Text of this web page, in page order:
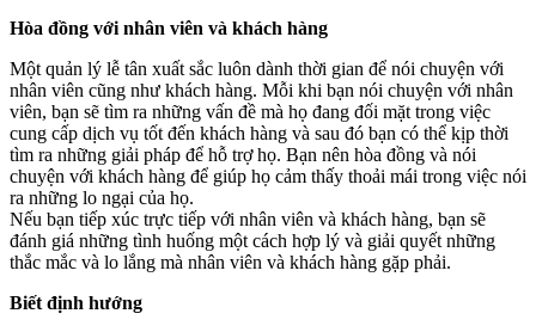
Hòa đồng với nhân viên và khách hàng
Một quản lý lễ tân xuất sắc luôn dành thời gian để nói chuyện với
nhân viên cũng như khách hàng. Mỗi khi bạn nói chuyện với nhân
viên, bạn sẽ tìm ra những vấn đề mà họ đang đối mặt trong việc
cung cấp dịch vụ tốt đến khách hàng và sau đó bạn có thể kịp thời
tìm ra những giải pháp để hỗ trợ họ. Bạn nên hòa đồng và nói
chuyện với khách hàng để giúp họ cảm thấy thoải mái trong việc nói
ra những lo ngại của họ.
Nếu bạn tiếp xúc trực tiếp với nhân viên và khách hàng, bạn sẽ
đánh giá những tình huống một cách hợp lý và giải quyết những
thắc mắc và lo lắng mà nhân viên và khách hàng gặp phải.
Biết định hướng